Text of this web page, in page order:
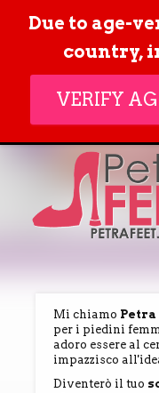
Mi chiamo Petra
per i piedini
adoro essere al
impazzisco
Diventerò il tuo
Due to age-
country,
VERIFY